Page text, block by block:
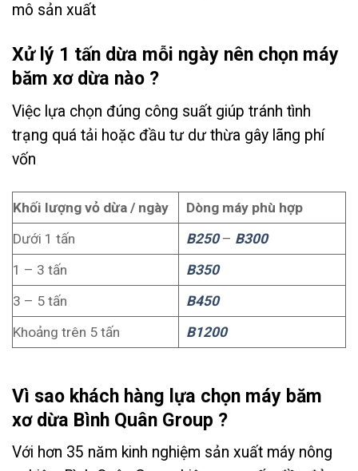
mô sản xuất
Xử lý 1 tấn dừa mỗi ngày nên chọn máy
băm xơ dừa nào ?
Việc lựa chọn đúng công suất giúp tránh tình
trạng quá tải hoặc đầu tư dư thừa gây lãng phí
vốn
Khối lượng vỏ dừa / ngày
Dòng máy phù hợp
Dưới 1 tấn
B250– B300
1 – 3 tấn
B350
3 – 5 tấn
B450
Khoảng trên 5 tấn
B1200
Vì sao khách hàng lựa chọn máy băm
xơ dừa Bình Quân Group ?
Với hơn 35 năm kinh nghiệm sản xuất máy nông